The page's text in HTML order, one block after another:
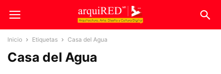
Inicio Etiquetas Casa del Agua
Casa del Agua